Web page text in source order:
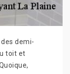
demi-
toit et